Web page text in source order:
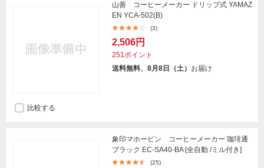
山善 コーヒーメーカー ドリップ式 YAMAZ
EN YCA-502(B)
(3)
2,506円
251ポイント
送料無料、8月8日（土） お届け
比較する
象印マホービン コーヒーメーカー 珈琲通
ブラック EC-SA40-BA [全自動 /ミル付き]
(25)